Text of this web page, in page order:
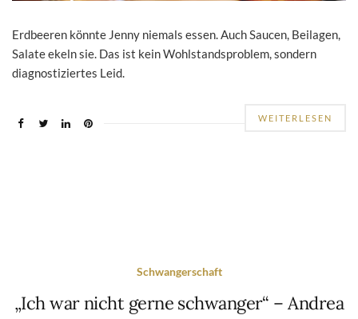
Erdbeeren könnte Jenny niemals essen. Auch Saucen, Beilagen,
Salate ekeln sie. Das ist kein Wohlstandsproblem, sondern
diagnostiziertes Leid.
WEITERLESEN
Schwangerschaft
„Ich war nicht gerne schwanger“ – Andrea